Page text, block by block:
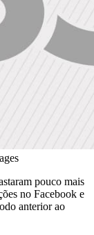
pouco mais
no Facebook e
anterior ao